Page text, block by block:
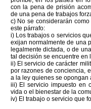
con la pena de prisión
de una pena de trabajos
c) No se considerarán
este párrafo:
i) Los trabajos o servicios
exijan normalmente de una
legalmente dictada, o de
tal decisión se encuentre en
ii) El servicio de carácter
por razones de conciencia,
a la ley quienes se opongan
iii) El servicio impuesto en
vida o el bienestar de la
iv) El trabajo o servicio que